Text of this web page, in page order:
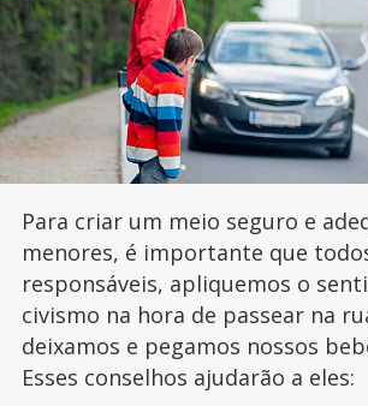
Para criar um meio seguro e
menores, é importante que
responsáveis, apliquemos o
civismo na hora de passear na
deixamos e pegamos nossos
Esses conselhos ajudarão a eles: